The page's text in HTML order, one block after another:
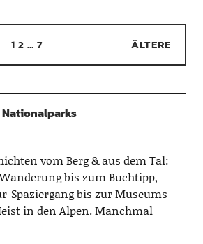
1 2 … 7 ÄLTERE
Nationalparks
vom Berg & aus dem Tal:
bis zum Buchtipp,
Spaziergang bis zur Museums-
in den Alpen. Manchmal